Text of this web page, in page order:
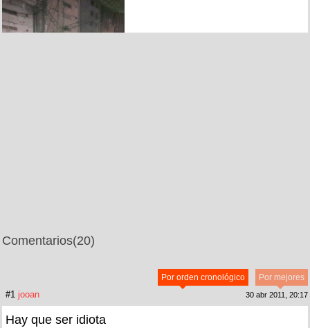
Comentarios(20)
Por mejores
Por orden cronológico
#1 jooan 30 abr 2011, 20:17
Hay que ser idiota